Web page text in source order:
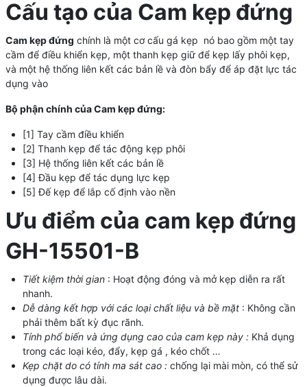
Cấu tạo của Cam kẹp đứng
Cam kẹp đứng chính là một cơ cấu gá kẹp nó bao gồm một tay
cầm để điều khiển kẹp, một thanh kẹp giữ để kẹp lấy phôi kẹp,
và một hệ thống liên kết các bản lề và đòn bẩy để áp đặt lực tác
dụng vào
Bộ phận chính của Cam kẹp đứng:
[1] Tay cầm điều khiển
[2] Thanh kẹp để tác động kẹp phôi
[3] Hệ thống liên kết các bản lề
[4] Đầu kẹp để tác dụng lực kẹp
[5] Đế kẹp để lắp cố định vào nền
Ưu điểm của cam kẹp đứng
GH-15501-B
Tiết kiệm thời gian: Hoạt động đóng và mở kẹp diễn ra rất
nhanh.
Dễ dàng kết hợp với các loại chất liệu và bề mặt: Không cần
phải thêm bất kỳ đục rãnh.
Tính phổ biến và ứng dụng cao của cam kẹp này :Khả dụng
trong các loại kéo, đẩy, kẹp gá , kéo chốt …
Kẹp chặt do có tính ma sát cao :chống lại mài mòn, có thể sử
dụng được lâu dài.